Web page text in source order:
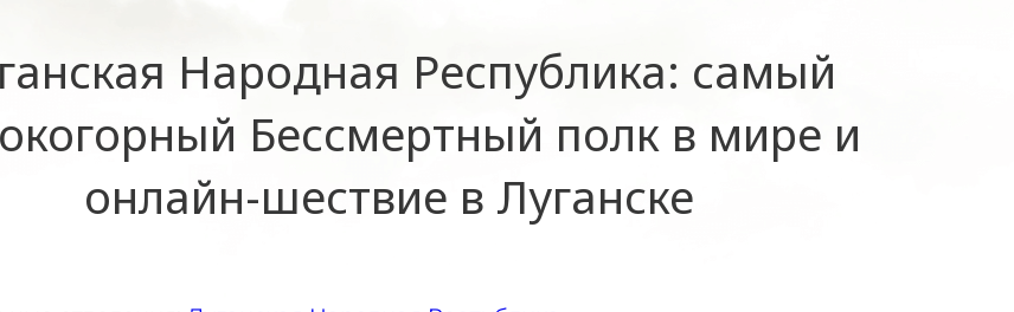
Народная Республика: самый
Бессмертный полк в мире и
онлайн-шествие в Луганске